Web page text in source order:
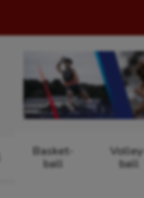
Basket-
ball
Volley-
ball